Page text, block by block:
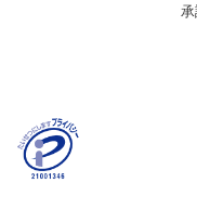
名、住所、生年月
係、保険加入の目
のお支払方法、車